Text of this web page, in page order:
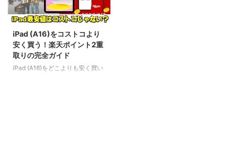
2026/1/7
iPad (A16)をコストコより
安く買う！楽天ポイント2重
取りの完全ガイド
iPad (A16)をどこよりも安く買い